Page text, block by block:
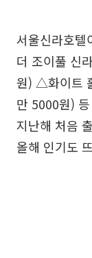
서울신라호
더 조이풀 신
원) △화이트
만 5000원)
지난해 처음
올해 인기도